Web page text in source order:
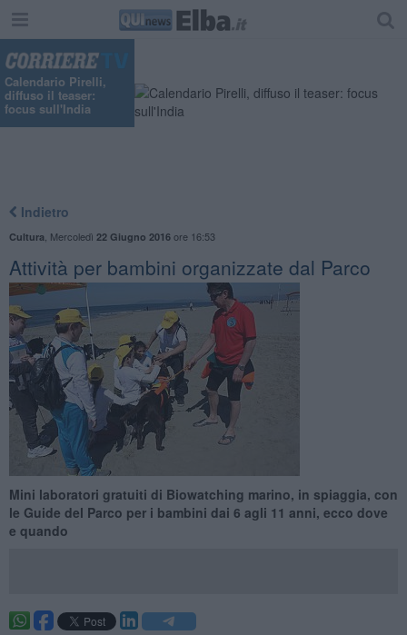
Calendario Pirelli,
diffuso il teaser:
focus sull'India
Indietro
Cultura Mercoledì 22 Giugno 2016ore 16:53
Attività per bambini organizzate dal Parco
​Mini laboratori gratuiti di Biowatching marino, in spiaggia, con
le Guide del Parco per i bambini dai 6 agli 11 anni, ecco dove
e quando